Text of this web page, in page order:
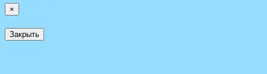
×
Закрыть